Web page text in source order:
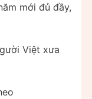
mới đủ đầy,
Việt xưa